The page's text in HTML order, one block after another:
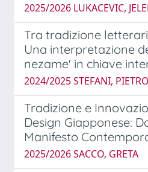
2025/2026 LUKACEVIC,
Tra tradizione
Una interpretazione
nezame' in chiave
2024/2025 STEFANI, PIETRO
Tradizione e
Design Giapponese:
Manifesto
2025/2026 SACCO, GRETA